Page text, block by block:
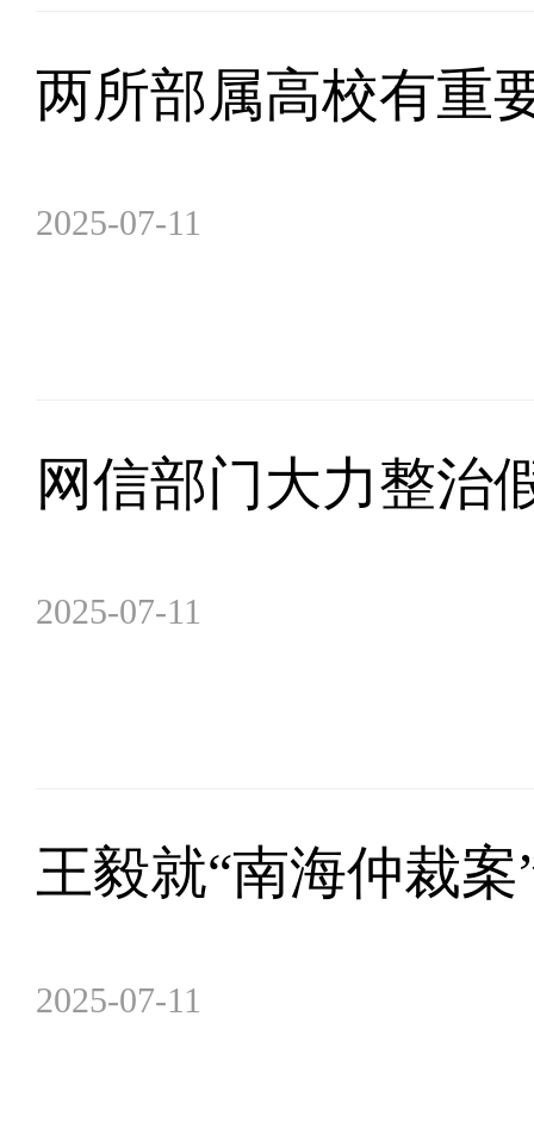
两所部属高校有重
2025-07-11
网信部门大力整治
2025-07-11
王毅就“南海仲裁
2025-07-11